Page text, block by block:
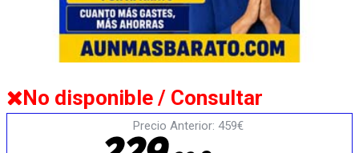
No disponible / Consultar
Precio Anterior: 459€